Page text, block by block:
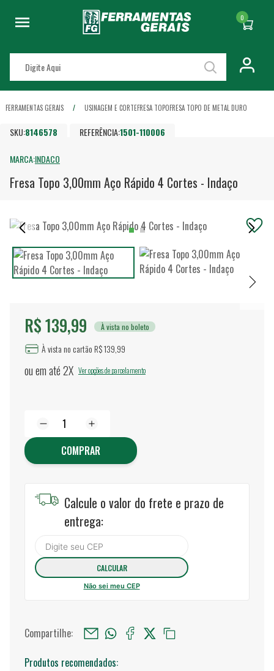
0
FERRAMENTAS GERAIS USINAGEM E CORTEFRESA TOPOFRESA TOPO DE METAL DURO
SKU:8146578 REFERÊNCIA:1501-110006
MARCA:INDACO
Fresa Topo 3,00mm Aço Rápido 4 Cortes - Indaço
R$ 139,99 À vista no boleto
À vista no cartão R$ 139,99
ou em até2X Ver opções de parcelamento
COMPRAR
Calcule o valor do frete e prazo de
entrega:
Não sei meu CEP
Compartilhe:
Produtos recomendados: